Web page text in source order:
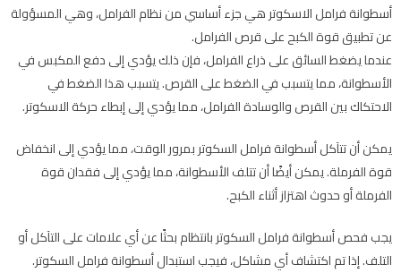
أسطوانة فرامل الاسكوتر هي جزء أساسي من نظام الفرامل، وهي المسؤولة
عن تطبيق قوة الكبح على قرص الفرامل.
عندما يضغط السائق على ذراع الفرامل، فإن ذلك يؤدي إلى دفع المكبس في
الأسطوانة، مما يتسبب في الضغط على القرص. يتسبب هذا الضغط في
الاحتكاك بين القرص والوسادة الفرامل، مما يؤدي إلى إبطاء حركة الاسكوتر.
يمكن أن تتآكل أسطوانة فرامل السكوتر بمرور الوقت، مما يؤدي إلى انخفاض
قوة الفرملة. يمكن أيضًا أن تتلف الأسطوانة، مما يؤدي إلى فقدان قوة
الفرملة أو حدوث اهتزاز أثناء الكبح.
يجب فحص أسطوانة فرامل السكوتر بانتظام بحثًا عن أي علامات على التآكل أو
التلف. إذا تم اكتشاف أي مشاكل، فيجب استبدال أسطوانة فرامل السكوتر.